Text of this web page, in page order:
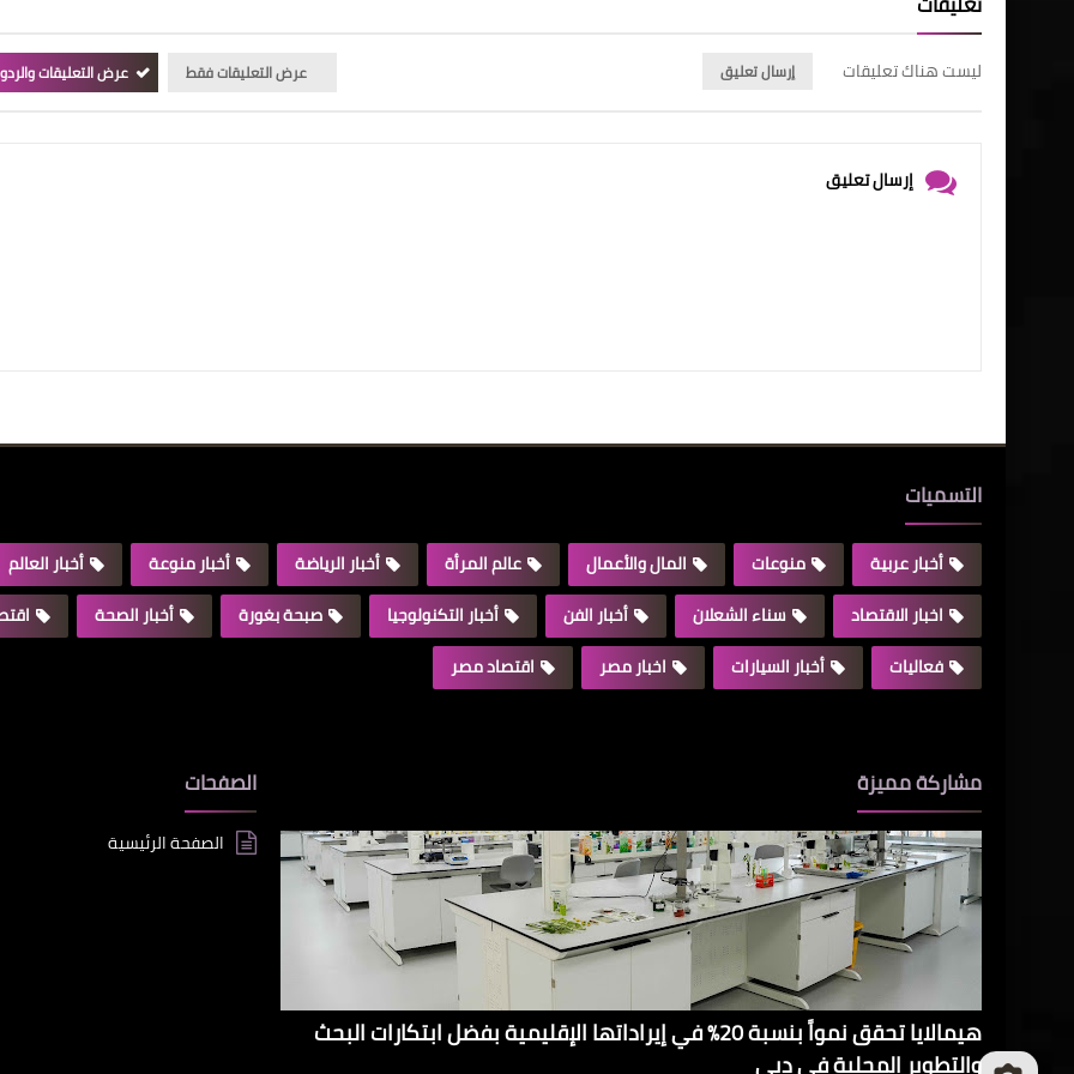
ليست هناك تعليقات إرسال تعليق عرض التعليقات فقط عرض التعليقات
إرسال تعليق
التسميات
أخبار عربية منوعات المال والأعمال عالم المرأة أخبار الرياضة أخبار منوعة
أخبار العالم
اخبار الاقتصاد
سناء الشعلان أخبار الفن أخبار التكنولوجيا صبحة بغورة أخبار الصحة
فعاليات
أخبار السيارات اخبار مصر اقتصاد مصر
مشاركة مميزة
هيمالايا تحقق نمواً بنسبة 20% في إيراداتها الإقليمية بفضل ابتكارات البحث
والتطوير المحلية في دبي
الصفحات
الصفحة الرئيسية